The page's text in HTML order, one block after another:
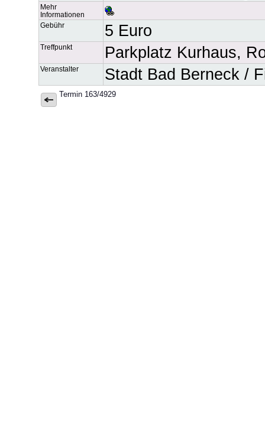
Mehr
Informationen
Gebühr
5 Euro
Treffpunkt Parkplatz Kurhaus,
Veranstalter Stadt Bad Berneck /
Termin 163/4929